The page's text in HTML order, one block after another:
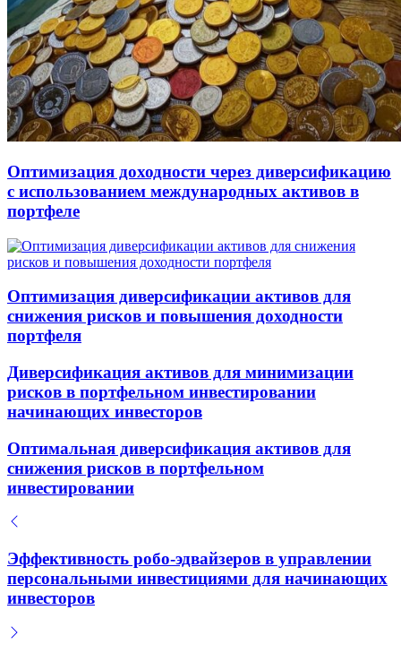
Оптимизация доходности через диверсификацию
с использованием международных активов в
портфеле
Оптимизация диверсификации активов для
снижения рисков и повышения доходности
портфеля
Диверсификация активов для минимизации
рисков в портфельном инвестировании
начинающих инвесторов
Оптимальная диверсификация активов для
снижения рисков в портфельном
инвестировании
Эффективность робо-эдвайзеров в управлении
персональными инвестициями для начинающих
инвесторов